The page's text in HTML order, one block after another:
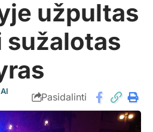
užpultas
sužalotas
Pasidalinti